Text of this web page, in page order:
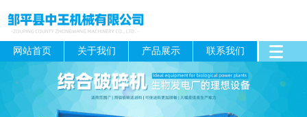
网站首页 关于我们 产品展示 联系我们